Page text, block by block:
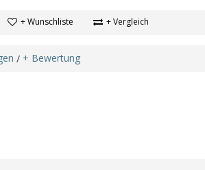
+ Wunschliste + Vergleich
/ + Bewertung